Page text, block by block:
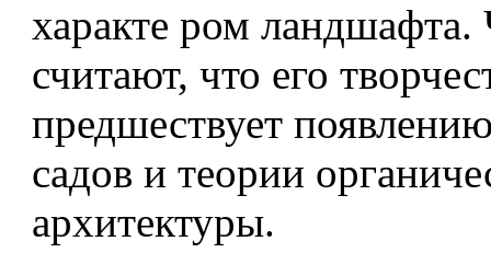
характе­ ром ландшафта.
считают, что его
предшествует
садов и теории
архитектуры.